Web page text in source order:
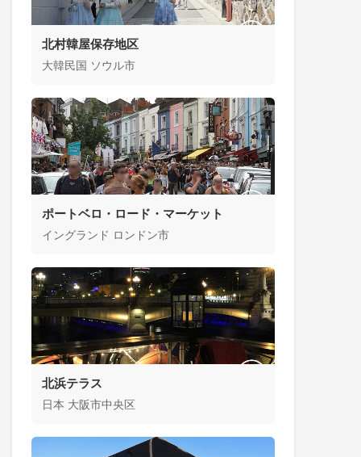
北村韓屋保存地区
大韓民国 ソウル市
ポートベロ・ロード・マーケット
イングランド ロンドン市
北浜テラス
日本 大阪市中央区